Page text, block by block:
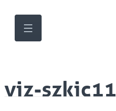
viz-szkic11